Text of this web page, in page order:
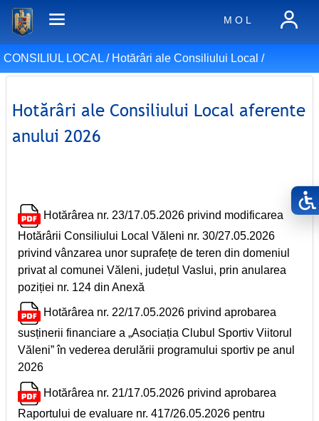
M O L
CONSILIUL LOCAL / Hotărâri ale Consiliului Local /
Hotărâri ale Consiliului Local aferente
anului 2026
Hotărârea nr. 23/17.05.2026 privind modificarea
Hotărârii Consiliului Local Văleni nr. 30/27.05.2026
privind vânzarea unor suprafețe de teren din domeniul
privat al comunei Văleni, județul Vaslui, prin anularea
poziției nr. 124 din Anexă
Hotărârea nr. 22/17.05.2026 privind aprobarea
susținerii financiare a „Asociația Clubul Sportiv Viitorul
Văleni” în vederea derulării programului sportiv pe anul
2026
Hotărârea nr. 21/17.05.2026 privind aprobarea
Raportului de evaluare nr. 417/26.05.2026 pentru